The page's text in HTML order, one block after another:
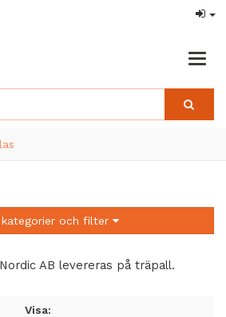
kategorier och filter
AB levereras på träpall.
Visa: